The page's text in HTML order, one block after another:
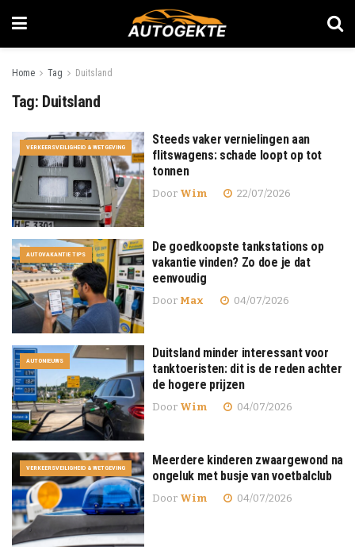
Home Tag Duitsland
Tag: Duitsland
VERKEERSVEILIGHEID & WETGEVING
Steeds vaker vernielingen aan
flitswagens: schade loopt op tot
tonnen
Door Wim 22/07/2026
AUTOVAKANTIE TIPS
De goedkoopste tankstations op
vakantie vinden? Zo doe je dat
eenvoudig
Door Max 04/07/2026
AUTONIEUWS
Duitsland minder interessant voor
tanktoeristen: dit is de reden achter
de hogere prijzen
Door Wim 04/07/2026
VERKEERSVEILIGHEID & WETGEVING
Meerdere kinderen zwaargewond na
ongeluk met busje van voetbalclub
Door Wim 04/07/2026